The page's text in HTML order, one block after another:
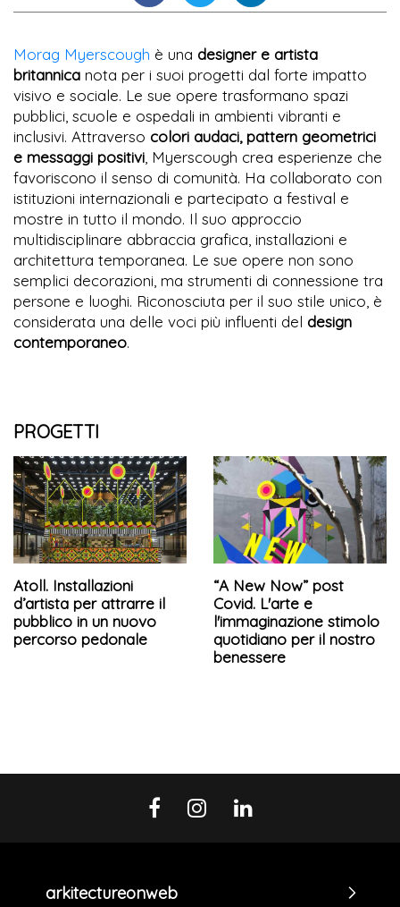
Morag Myerscough è una designer e artista
britannica nota per i suoi progetti dal forte impatto
visivo e sociale. Le sue opere trasformano spazi
pubblici, scuole e ospedali in ambienti vibranti e
inclusivi. Attraverso colori audaci, pattern geometrici
e messaggi positivi , Myerscough crea esperienze che
favoriscono il senso di comunità. Ha collaborato con
istituzioni internazionali e partecipato a festival e
mostre in tutto il mondo. Il suo approccio
multidisciplinare abbraccia grafica, installazioni e
architettura temporanea. Le sue opere non sono
semplici decorazioni, ma strumenti di connessione tra
persone e luoghi. Riconosciuta per il suo stile unico, è
considerata una delle voci più influenti del design
contemporaneo.
PROGETTI
Atoll. Installazioni
d’artista per attrarre il
pubblico in un nuovo
percorso pedonale
“A New Now” post
Covid. L'arte e
l'immaginazione stimolo
quotidiano per il nostro
benessere
arkitectureonweb